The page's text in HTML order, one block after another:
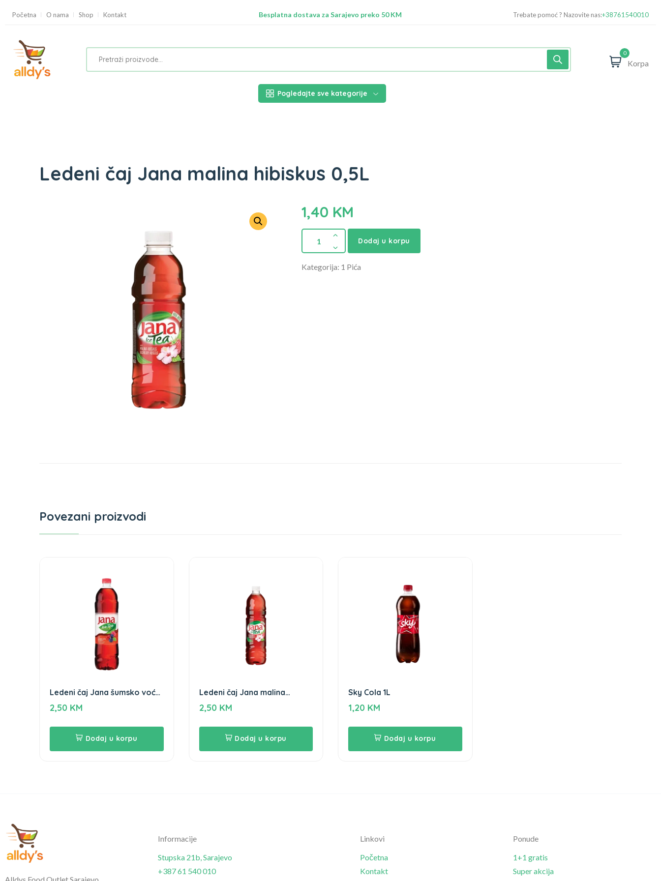
Početna O nama Shop Kontakt
Besplatna dostava za Sarajevo preko 50 KM
Trebate pomoć ? Nazovite nas:+38761540010
0
Korpa
Pogledajte sve kategorije
Ledeni čaj Jana malina hibiskus 0,5L
1,40 KM
Dodaj u korpu
Kategorija: 1 Pića
Povezani proizvodi
Ledeni čaj Jana šumsko voće
1,5L
2,50 KM
Dodaj u korpu
Ledeni čaj Jana malina
hibiskus 1,5L
2,50 KM
Dodaj u korpu
Sky Cola 1L
1,20 KM
Dodaj u korpu
Informacije
Stupska 21b, Sarajevo
+387 61 540 010
Linkovi
Početna
Kontakt
Ponude
1+1 gratis
Super akcija